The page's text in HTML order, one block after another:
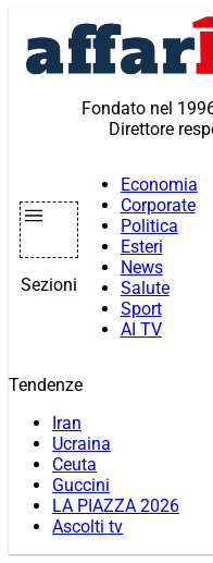
contenuto
Fondato nel
Direttore
Sezioni
Economia
Corporate
Politica
Esteri
News
Salute
Sport
AI TV
Tendenze
Iran
Ucraina
Ceuta
Guccini
LA PIAZZA 2026
Ascolti tv